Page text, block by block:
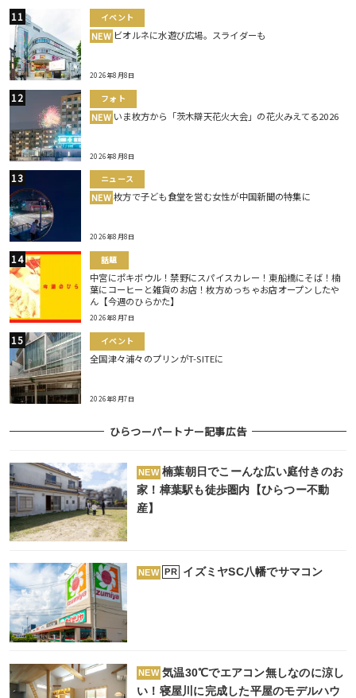
イベント
NEW ビオルネに水遊び広場。スライダーも
2026年8月8日
フォト
NEW いま枚方から「茨木辯天花火大会」の花火みえてる2026
2026年8月8日
ニュース
NEW 枚方で子ども食堂を営む女性が中国新聞の特集に
2026年8月8日
話題
中宮にポキボウル！禁野にスパイスカレー！東船橋にそば！楠
葉にコーヒーと雑貨のお店！枚方めっちゃお店オープンしたや
ん【今週のひらかた】
2026年8月7日
イベント
全国津々浦々のプリンがT-SITEに
2026年8月7日
ひらつーパートナー記事広告
NEW 楠葉朝日でこーんな広い庭付きのお
家！樟葉駅も徒歩圏内【ひらつー不動
産】
NEW PR イズミヤSC八幡でサマコン
NEW 気温30℃でエアコン無しなのに涼し
い！寝屋川に完成した平屋のモデルハウ